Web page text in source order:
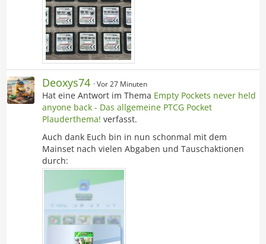
Deoxys74 Vor 27 Minuten
Hat eine Antwort im Thema Empty Pockets never held
anyone back - Das allgemeine PTCG Pocket
Plauderthema! verfasst.
Auch dank Euch bin in nun schonmal mit dem
Mainset nach vielen Abgaben und Tauschaktionen
durch: